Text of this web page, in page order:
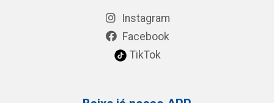
Instagram
Facebook
TikTok